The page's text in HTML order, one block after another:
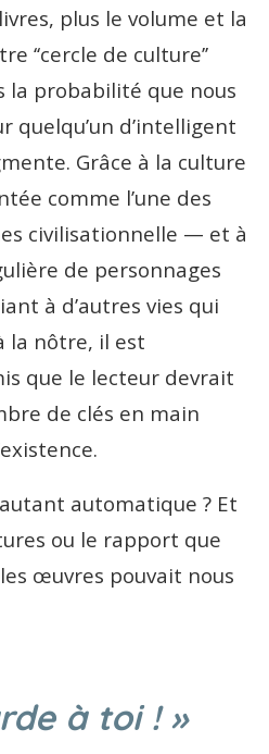
plus le volume et la
‘‘cercle de culture’’
la probabilité que nous
quelqu’un d’intelligent
Grâce à la culture
comme l’une des
civilisationnelle — et à
de personnages
à d’autres vies qui
la nôtre, il est
que le lecteur devrait
de clés en main
automatique ? Et
ou le rapport que
œuvres pouvait nous
à toi ! »